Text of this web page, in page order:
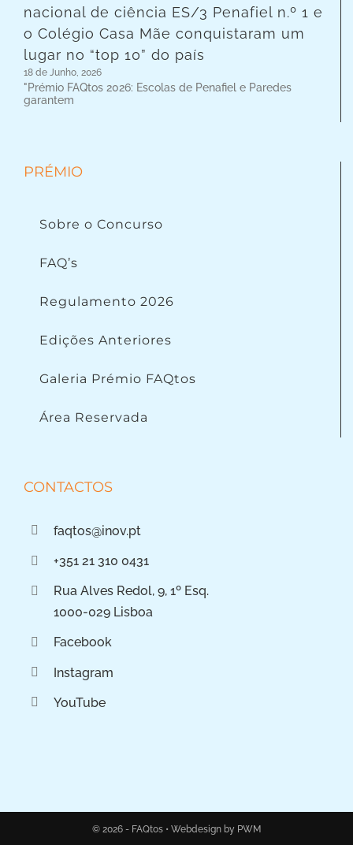
nacional de ciência ES/3 Penafiel n.º 1 e
o Colégio Casa Mãe conquistaram um
lugar no “top 10” do país
18 de Junho, 2026
"Prémio FAQtos 2026: Escolas de Penafiel e Paredes
garantem
PRÉMIO
Sobre o Concurso
FAQ’s
Regulamento 2026
Edições Anteriores
Galeria Prémio FAQtos
Área Reservada
CONTACTOS
faqtos@inov.pt
+351 21 310 0431
Rua Alves Redol, 9, 1º Esq.
1000-029 Lisboa
Facebook
Instagram
YouTube
© 2026 - FAQtos • Webdesign by PWM